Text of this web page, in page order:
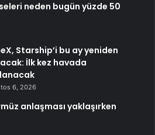
neden bugün yüzde 50
Starship’i bu ay yeniden
İlk kez havada
6, 2026
anlaşması yaklaşırken